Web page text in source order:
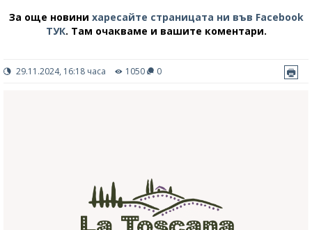
За още новини харесайте страницата ни във Facebook
ТУК. Там очакваме и вашите коментари.
29.11.2024, 16:18 часа 1050 0